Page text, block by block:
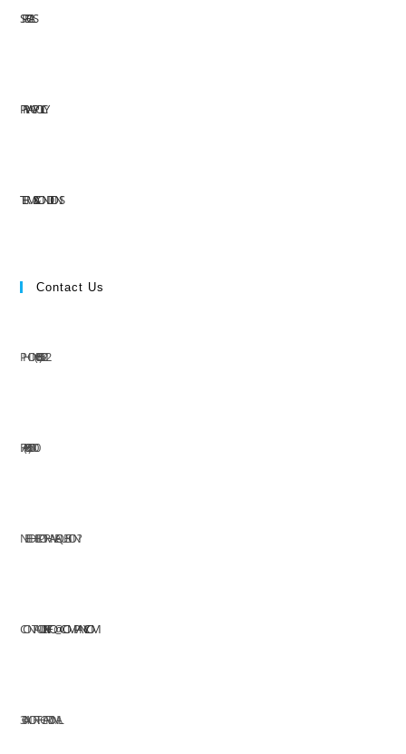
SPECIALS
PRIVACY POLICY
TERMS & CONDITIONS
Contact Us
PHONE: (+63) 555 1212
FAX: (+63) 555 0100
NEED HELP OR HAVE A QUESTION?
CONTACT US AT:INFO@COMPANY.COM
304 NORTH CARDINAL